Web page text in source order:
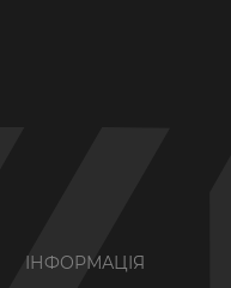
ІНФОРМАЦІЯ